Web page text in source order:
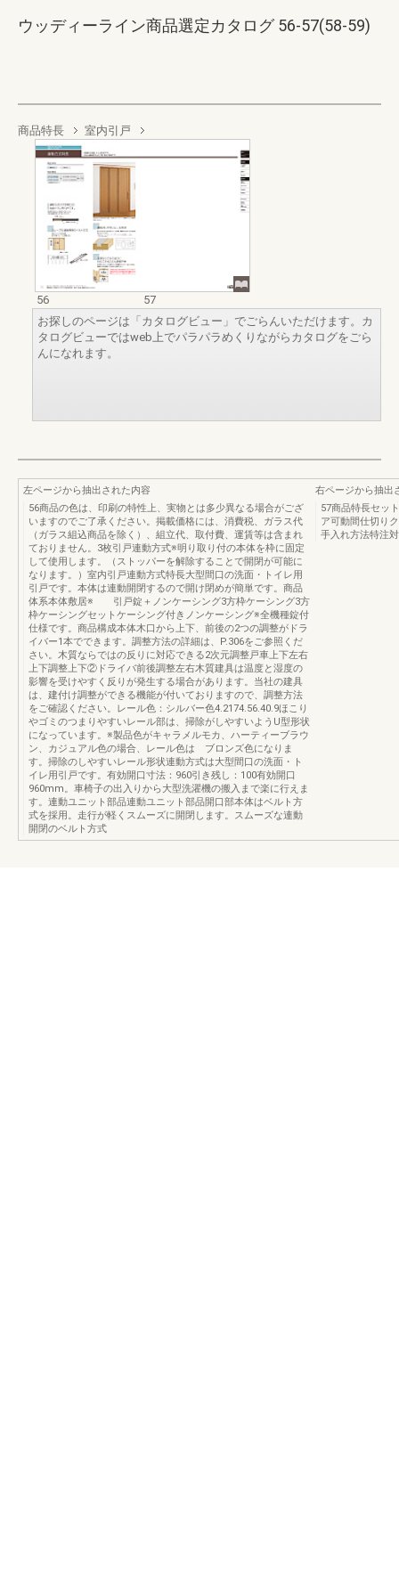
ウッディーライン商品選定カタログ 56-57(58-59)
商品特長 室内引戸
56
57
お探しのページは「カタログビュー」でごらんいただけます。カ
タログビューではweb上でパラパラめくりながらカタログをごら
んになれます。
左ページから抽出された内容
56商品の色は、印刷の特性上、実物とは多少異なる場合がござ
いますのでご了承ください。掲載価格には、消費税、ガラス代
（ガラス組込商品を除く）、組立代、取付費、運賃等は含まれ
ておりません。3枚引戸連動方式※明り取り付の本体を枠に固定
して使用します。（ストッパーを解除することで開閉が可能に
なります。）室内引戸連動方式特長大型間口の洗面・トイレ用
引戸です。本体は連動開閉するので開け閉めが簡単です。商品
体系本体敷居※ 引戸錠＋ノンケーシング3方枠ケーシング3方
枠ケーシングセットケーシング付きノンケーシング※全機種錠付
仕様です。商品構成本体木口から上下、前後の2つの調整がドラ
イバー1本でできます。調整方法の詳細は、P.306をご参照くだ
さい。木質ならではの反りに対応できる2次元調整戸車上下左右
上下調整上下②ドライバ前後調整左右木質建具は温度と湿度の
影響を受けやすく反りが発生する場合があります。当社の建具
は、建付け調整ができる機能が付いておりますので、調整方法
をご確認ください。レール色：シルバー色4.2174.56.40.9ほこり
やゴミのつまりやすいレール部は、掃除がしやすいようU型形状
になっています。※製品色がキャラメルモカ、ハーティーブラウ
ン、カジュアル色の場合、レール色は ブロンズ色になりま
す。掃除のしやすいレール形状連動方式は大型間口の洗面・ト
イレ用引戸です。有効開口寸法：960引き残し：100有効開口
960mm。車椅子の出入りから大型洗濯機の搬入まで楽に行えま
す。連動ユニット部品連動ユニット部品開口部本体はベルト方
式を採用。走行が軽くスムーズに開閉します。スムーズな連動
開閉のベルト方式
右ページから抽出
57商品特長セッ
ア可動間仕切り
手入れ方法特注